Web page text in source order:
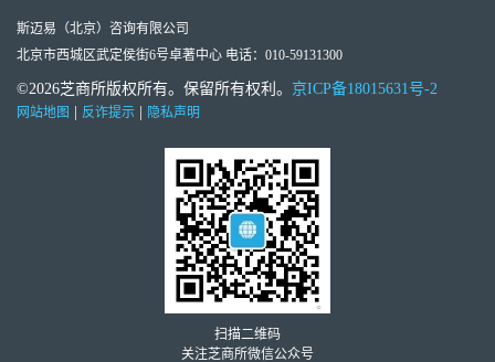
斯迈易（北京）咨询有限公司
北京市西城区武定侯街6号卓著中心 电话：010-59131300
©2026芝商所版权所有。保留所有权利。 京ICP备18015631号-2
网站地图 | 反诈提示 | 隐私声明
扫描二维码
关注芝商所微信公众号